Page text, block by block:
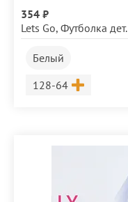
354 ₽
Lets Go, Футболка дет.
Белый
Размер
128-64